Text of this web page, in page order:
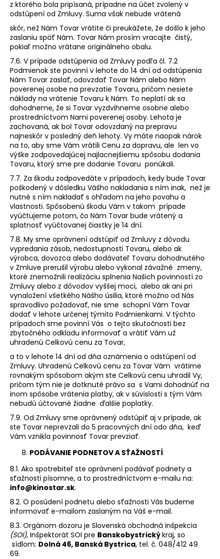
z ktorého bola pripísaná, prípadne na účet zvolený v
odstúpení od Zmluvy. Suma však nebude vrátená
skôr, než Nám Tovar vrátite či preukážete, že došlo k jeho
zaslaniu späť Nám. Tovar Nám prosím vracajte čistý,
pokiaľ možno vrátane originálneho obalu.
7.6. V prípade odstúpenia od Zmluvy podľa čl. 7.2
Podmienok ste povinní v lehote do 14 dní od odstúpenia
Nám Tovar zaslať, odovzdať Tovar Nám alebo Nám
poverenej osobe na prevzatie Tovaru, pričom nesiete
náklady na vrátenie Tovaru k Nám. To neplatí ak sa
dohodneme, že si Tovar vyzdvihneme osobne alebo
prostredníctvom Nami poverenej osoby. Lehota je
zachovaná, ak bol Tovar odovzdaný na prepravu
najneskôr v posledný deň lehoty. Vy máte naopak nárok
na to, aby sme Vám vrátili Cenu za dopravu, ale len vo
výške zodpovedajúcej najlacnejšiemu spôsobu dodania
Tovaru, ktorý sme pre dodanie Tovaru ponúkali.
7.7. Za škodu zodpovedáte v prípadoch, kedy bude Tovar
poškodený v dôsledku Vášho nakladania s ním inak, než je
nutné s ním nakladať s ohľadom na jeho povahu a
vlastnosti. Spôsobenú škodu Vám v takom prípade
vyúčtujeme potom, čo Nám Tovar bude vrátený a
splatnosť vyúčtovanej čiastky je 14 dní.
7.8. My sme oprávnení odstúpiť od Zmluvy z dôvodu
vypredania zásob, nedostupnosti Tovaru, alebo ak
výrobca, dovozca alebo dodávateľ Tovaru dohodnutého
v Zmluve prerušil výrobu alebo vykonal závažné zmeny,
ktoré znemožnili realizáciu splnenia Našich povinností zo
Zmluvy alebo z dôvodov vyššej moci, alebo ak ani pri
vynaložení všetkého Nášho úsilia, ktoré možno od Nás
spravodlivo požadovať, nie sme schopní Vám Tovar
dodať v lehote určenej týmito Podmienkami. V týchto
prípadoch sme povinní Vás o tejto skutočnosti bez
zbytočného odkladu informovať a vrátiť Vám už
uhradenú Celkovú cenu za Tovar,
a to v lehote 14 dní od dňa oznámenia o odstúpení od
Zmluvy. Uhradenú Celkovú cenu za Tovar Vám vrátime
rovnakým spôsobom akým ste Celkovú cenu uhradil Vy,
pričom tým nie je dotknuté právo sa s Vami dohodnúť na
inom spôsobe vrátenia platby, ak v súvislosti s tým Vám
nebudú účtované žiadne ďalšie poplatky.
7.9. Od Zmluvy sme oprávnený odstúpiť aj v prípade, ak
ste Tovar neprevzali do 5 pracovných dní odo dňa, keď
Vám vznikla povinnosť Tovar prevziať.
PODÁVANIE PODNETOV A SŤAŽNOSTÍ
8.1. Ako spotrebiteľ ste oprávnení podávať podnety a
sťažnosti písomne, a to prostredníctvom e-mailu na:
info@kinostar.sk.
8.2. O posúdení podnetu alebo sťažnosti Vás budeme
informovať e-mailom zaslaným na Váš e-mail.
8.3. Orgánom dozoru je Slovenská obchodná inšpekcia
(SOI), Inšpektorát SOI pre Banskobystrickýkraj, so
sídlom: Dolná 46, Banská Bystrica, tel. č. 048/412 49
69.